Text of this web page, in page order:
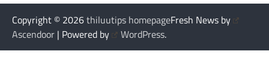
Copyright © 2026thiluutips homepageFresh News by
Ascendoor | Powered by WordPress.